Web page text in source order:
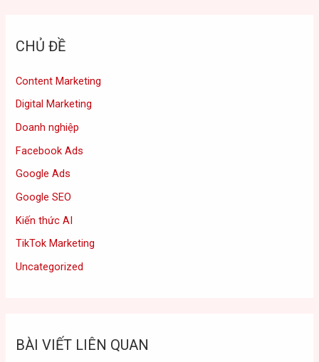
CHỦ ĐỀ
Content Marketing
Digital Marketing
Doanh nghiệp
Facebook Ads
Google Ads
Google SEO
Kiến thức AI
TikTok Marketing
Uncategorized
BÀI VIẾT LIÊN QUAN